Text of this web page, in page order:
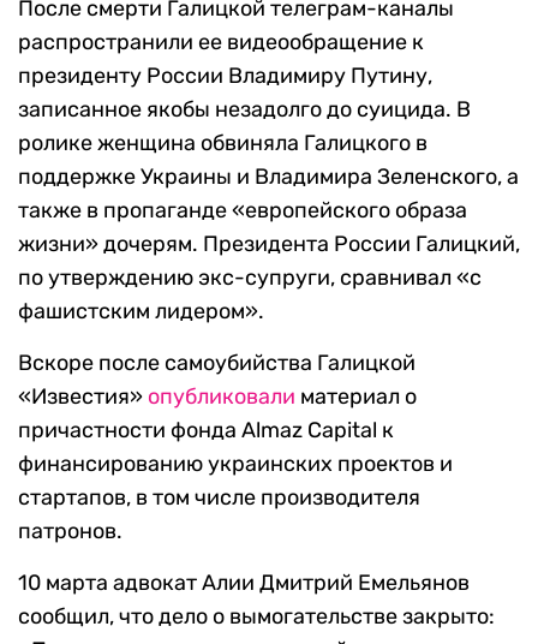
После смерти Галицкой телеграм-каналы
распространили ее видеообращение к
президенту России Владимиру Путину,
записанное якобы незадолго до суицида. В
ролике женщина обвиняла Галицкого в
поддержке Украины и Владимира Зеленского, а
также в пропаганде «европейского образа
жизни» дочерям. Президента России Галицкий,
по утверждению экс-супруги, сравнивал «с
фашистским лидером».
Вскоре после самоубийства Галицкой
«Известия» опубликовали материал о
причастности фонда Almaz Capital к
финансированию украинских проектов и
стартапов, в том числе производителя
патронов.
10 марта адвокат Алии Дмитрий Емельянов
сообщил, что дело о вымогательстве закрыто: